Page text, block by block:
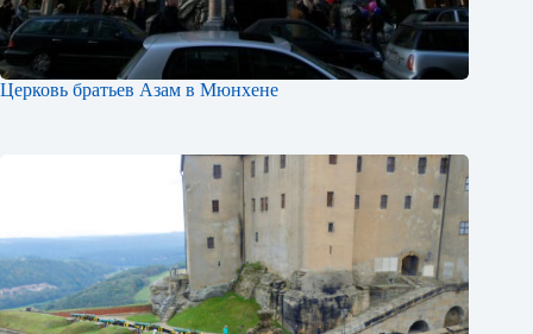
Церковь братьев Азам в Мюнхене